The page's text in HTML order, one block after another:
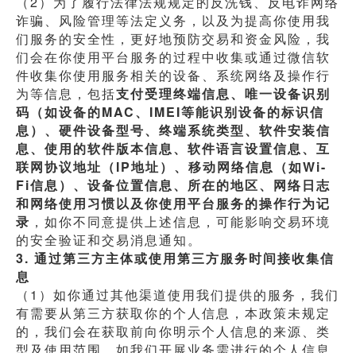
诈骗、风险管理等法定义务，以及为提高你使用我
们服务的安全性，更好地预防交易和资金风险，我
们会在你使用平台服务的过程中收集或通过微信软
件收集你使用服务相关的设备、系统网络及操作行
为等信息，包括支付受理终端信息、唯一设备识别
码（如设备的MAC、IMEI等能识别设备的标识信
息）、硬件设备型号、终端系统类型、软件安装信
息、使用的软件版本信息、软件语言设置信息、互
联网协议地址（IP地址）、移动网络信息（如Wi-
Fi信息）、设备位置信息、所在的地区、网络日志
和网络使用习惯以及你使用平台服务的操作行为记
录 ，如你不同意提供上述信息，可能影响交易环境
的安全验证和交易消息通知。
3. 通过第三方主体或使用第三方服务时间接收集信
息
（1）如你通过其他渠道使用我们提供的服务，我们
有需要从第三方获取你的个人信息，本政策未规定
的，我们会在获取前向你明示个人信息的来源、类